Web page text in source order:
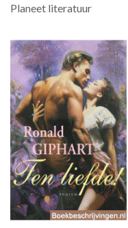
Planeet literatuur